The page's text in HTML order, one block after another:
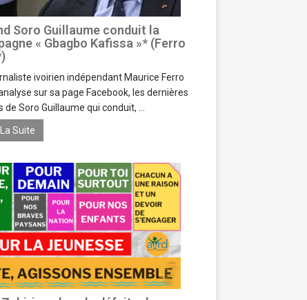
Soro Guillaume conduit la
« Gbagbo Kafissa »* (Ferro
ivoirien indépendant Maurice Ferro
sur sa page Facebook, les dernières
de Soro Guillaume qui conduit, ...
Suite